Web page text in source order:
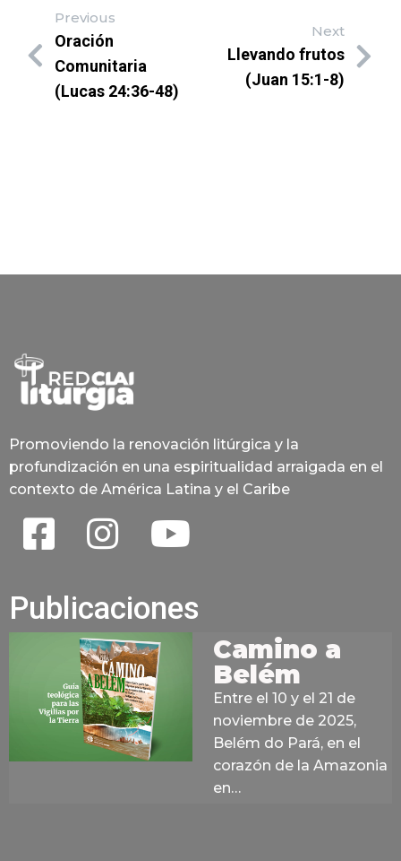
Previous
Oración
Comunitaria
(Lucas 24:36-48)
Next
Llevando frutos
(Juan 15:1-8)
Promoviendo la renovación litúrgica y la
profundización en una espiritualidad arraigada en el
contexto de América Latina y el Caribe
Publicaciones
Camino a
Belém
Entre el 10 y el 21 de
noviembre de 2025,
Belém do Pará, en el
corazón de la Amazonia
en…